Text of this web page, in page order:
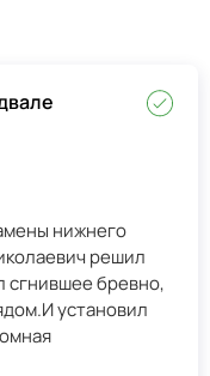
нижнего
сгнившее бревно,
установил